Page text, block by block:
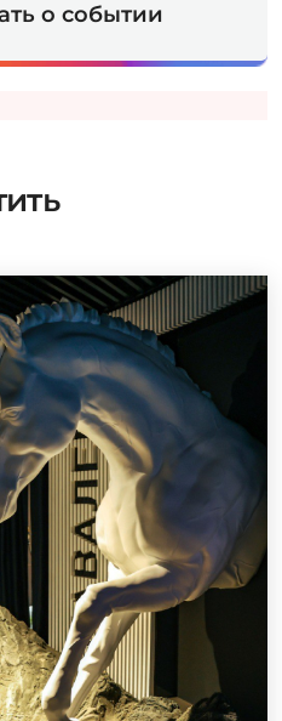
о событии